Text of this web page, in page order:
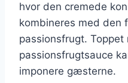
hvor den cremede
kombineres med den
passionsfrugt. Toppet
passionsfrugtsauce
imponere gæsterne.